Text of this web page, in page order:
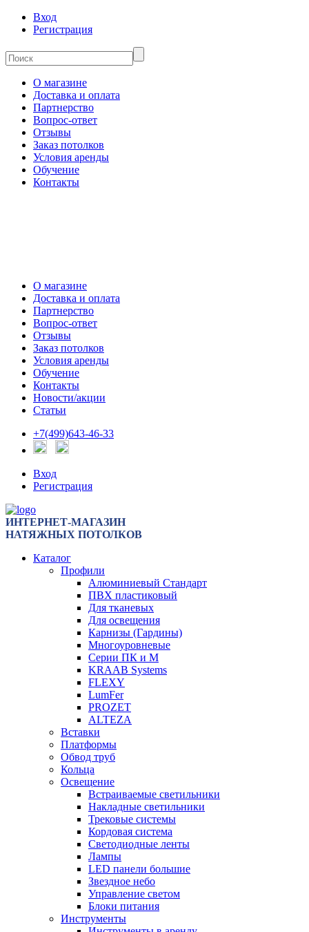
Вход
Регистрация
О магазине
Доставка и оплата
Партнерство
Вопрос-ответ
Отзывы
Заказ потолков
Условия аренды
Обучение
Контакты
О магазине
Доставка и оплата
Партнерство
Вопрос-ответ
Отзывы
Заказ потолков
Условия аренды
Обучение
Контакты
Новости/акции
Статьи
+7(499)643-46-33
Вход
Регистрация
ИНТЕРНЕТ-МАГАЗИН
НАТЯЖНЫХ ПОТОЛКОВ
Каталог
Профили
Алюминиевый Стандарт
ПВХ пластиковый
Для тканевых
Для освещения
Карнизы (Гардины)
Многоуровневые
Серии ПК и М
KRAAB Systems
FLEXY
LumFer
PROZET
ALTEZA
Вставки
Платформы
Обвод труб
Кольца
Освещение
Встраиваемые светильники
Накладные светильники
Трековые системы
Кордовая система
Светодиодные ленты
Лампы
LED панели большие
Звездное небо
Управление светом
Блоки питания
Инструменты